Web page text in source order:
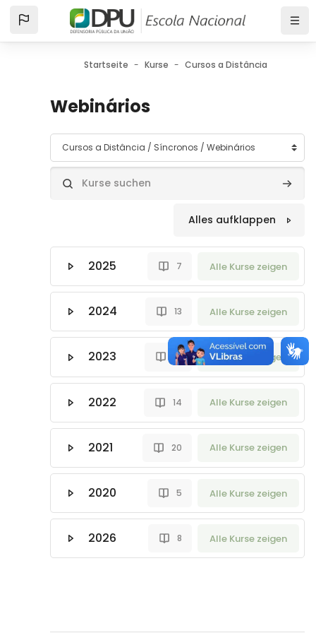
Zum Hauptinhalt
Startseite Kurse Cursos a Distância
Webinários
Kursbereiche
Kurse suchen Kurse
Alles aufklappen
2025 7 Alle Kurse zeigen
2024 13 Alle Kurse zeigen
2023 15 Alle Kurse zeigen
2022 14 Alle Kurse zeigen
2021 20 Alle Kurse zeigen
2020 5 Alle Kurse zeigen
2026 8 Alle Kurse zeigen